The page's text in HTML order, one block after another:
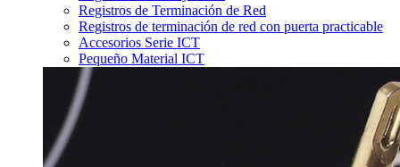
Registros de Terminación de Red
Registros de terminación de red con puerta practicable
Accesorios Serie ICT
Pequeño Material ICT